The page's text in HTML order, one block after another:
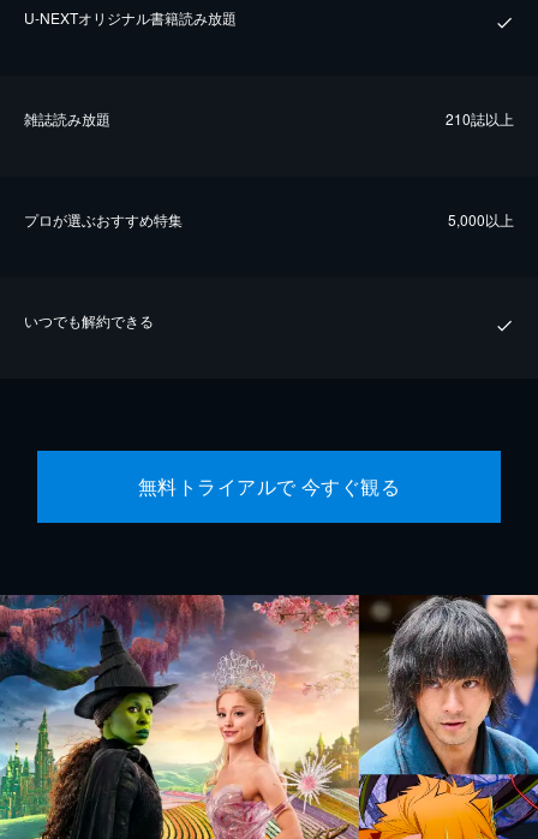
U-NEXTオリジナル書籍読み放題
雑誌読み放題 210誌以上
プロが選ぶおすすめ特集 5,000以上
いつでも解約できる
無料トライアルで 今すぐ観る